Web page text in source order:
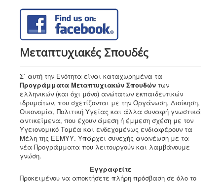
Μεταπτυχιακές Σπουδές
Σ΄ αυτή την Ενότητα είναι καταχωρημένα τα
Προγράμματα Μεταπτυχιακών Σπουδών των
ελληνικών (και όχι μόνο) ανώτατων εκπαιδευτικών
ιδρυμάτων, που σχετίζονται με την Οργάνωση, Διοίκηση,
Οικονομία, Πολιτική Υγείας και άλλα συναφή γνωστικά
αντικείμενα, που έχουν άμεση ή έμμεση σχέση με τον
Υγειονομικό Τομέα και ενδεχομένως ενδιαφέρουν τα
Μέλη της ΕΕΜΥΥ. Υπάρχει συνεχής ανανέωση με τα
νέα Προγράμματα που λειτουργούν και λαμβάνουμε
γνώση.
Εγγραφείτε
Προκειμένου να αποκτήσετε πλήρη πρόσβαση σε όλο το